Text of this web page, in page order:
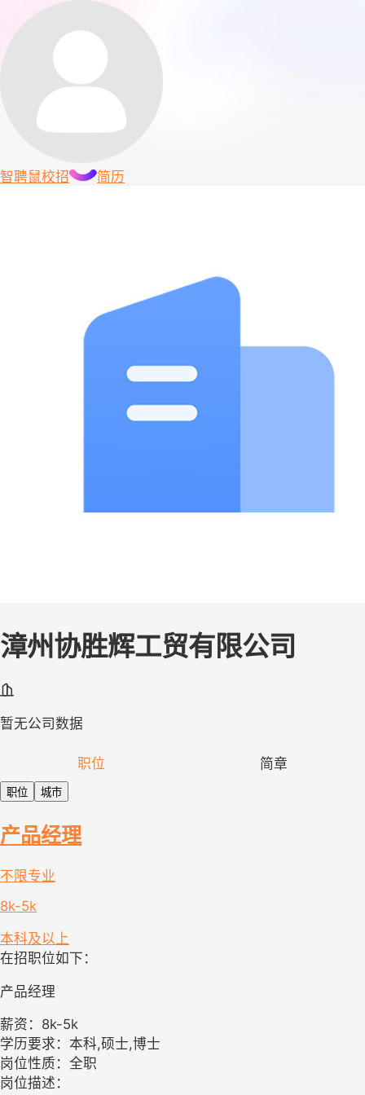
智聘鼠校招 简历
漳州协胜辉工贸有限公司
暂无公司数据
职位 简章
职位 城市
产品经理
不限专业
8k-5k
本科及以上
在招职位如下：
产品经理
薪资：8k-5k
学历要求：本科,硕士,博士
岗位性质：全职
岗位描述：